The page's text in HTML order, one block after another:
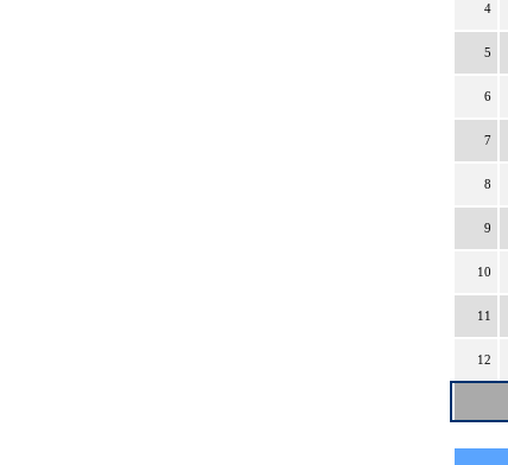
4
5
6
7
8
9
10
11
12